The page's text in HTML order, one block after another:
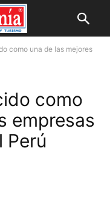
como una de las mejores
como
empresas
Perú